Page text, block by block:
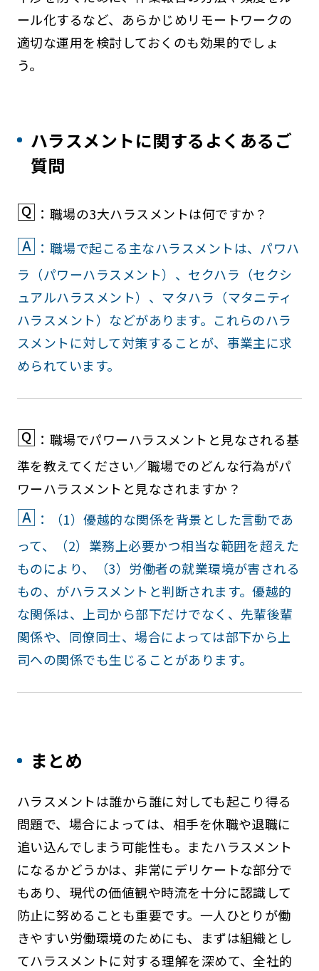
ール化するなど、あらかじめリモートワークの
適切な運用を検討しておくのも効果的でしょ
う。
ハラスメントに関するよくあるご
質問
🅀 ：職場の3大ハラスメントは何ですか？
🄰 ：職場で起こる主なハラスメントは、パワハ
ラ（パワーハラスメント）、セクハラ（セクシ
ュアルハラスメント）、マタハラ（マタニティ
ハラスメント）などがあります。これらのハラ
スメントに対して対策することが、事業主に求
められています。
🅀 ：職場でパワーハラスメントと見なされる基
準を教えてください／職場でのどんな行為がパ
ワーハラスメントと見なされますか？
🄰 ：（1）優越的な関係を背景とした言動であ
って、（2）業務上必要かつ相当な範囲を超えた
ものにより、（3）労働者の就業環境が害される
もの、がハラスメントと判断されます。優越的
な関係は、上司から部下だけでなく、先輩後輩
関係や、同僚同士、場合によっては部下から上
司への関係でも生じることがあります。
まとめ
ハラスメントは誰から誰に対しても起こり得る
問題で、場合によっては、相手を休職や退職に
追い込んでしまう可能性も。またハラスメント
になるかどうかは、非常にデリケートな部分で
もあり、現代の価値観や時流を十分に認識して
防止に努めることも重要です。一人ひとりが働
きやすい労働環境のためにも、まずは組織とし
てハラスメントに対する理解を深めて、全社的